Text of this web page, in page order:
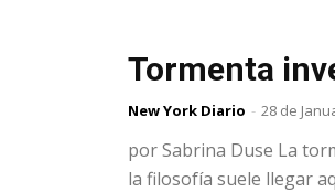
Tormenta
New York Diario - 28 de
por Sabrina Duse La
la filosofía suele llegar